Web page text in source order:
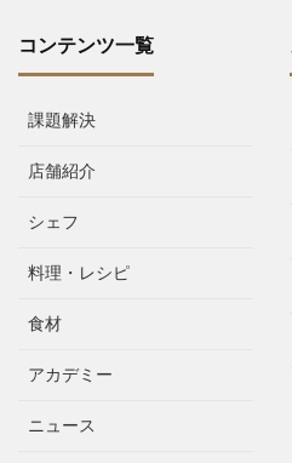
コンテンツ一覧
課題解決
店舗紹介
シェフ
料理・レシピ
食材
アカデミー
ニュース